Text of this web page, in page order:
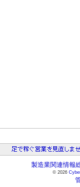
製造業関連情報
© 2026